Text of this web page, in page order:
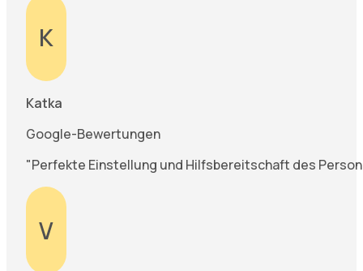
K
Katka
Google-Bewertungen
"Perfekte Einstellung und Hilfsbereitschaft des
V